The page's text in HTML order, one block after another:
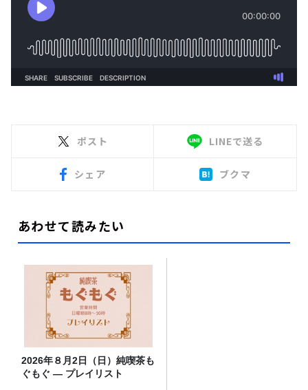
ポスト LINEで送る
シェア ブクマ
あわせて読みたい
2026年８月2日（日）純喫茶も
ぐもぐ ― プレイリスト